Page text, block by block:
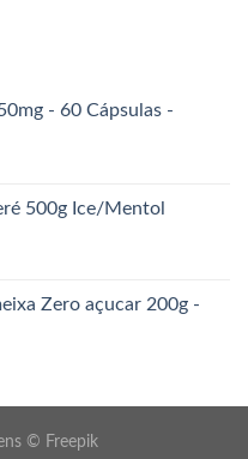
- 60 Cápsulas -
500g Ice/Mentol
Zero açucar 200g -
© Freepik